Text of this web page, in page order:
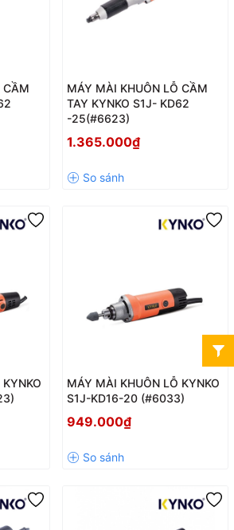
CẦM
MÁY MÀI KHUÔN LỖ CẦM
TAY KYNKO S1J- KD62
-25(#6623)
1.365.000₫
MÁY MÀI KHUÔN LỖ KYNKO
S1J-KD16-20 (#6033)
949.000₫